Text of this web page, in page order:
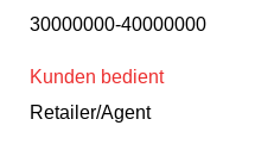
30000000-40000000
Kunden bedient
Retailer/Agent